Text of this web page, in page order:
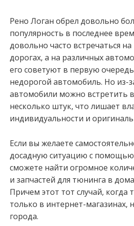
Рено Логан обрел довольно
популярность в последнее
довольно часто встречаться на
дорогах, а на различных
его советуют в первую
недорогой автомобиль. Но из-
автомобили можно встретить
несколько штук, что лишает
индивидуальности и
Если вы желаете
досадную ситуацию с
сможете найти огромное
и запчастей для тюнинга в
Причем этот тот случай, когда
только в интернет-магазинах,
города.